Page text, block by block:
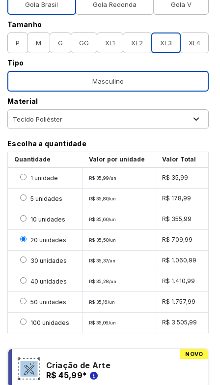
Gola Brasil Gola Redonda Gola V
Tamanho
P M G GG XL1 XL2 XL3 XL4
Tipo
Masculino
Material
Escolha a quantidade
Quantidade Valor por unidade Valor Total
Selecionar 1 unidade
1 unidade R$ 35,99/un R$ 35,99
Selecionar 5 unidades
5 unidades R$ 35,80/un R$ 178,99
Selecionar 10 unidades
10 unidades R$ 35,60/un R$ 355,99
Selecionar 20 unidades
20 unidades R$ 35,50/un R$ 709,99
Selecionar 30 unidades
30 unidades R$ 35,37/un R$ 1.060,99
Selecionar 40 unidades
40 unidades R$ 35,28/un R$ 1.410,99
Selecionar 50 unidades
50 unidades R$ 35,16/un R$ 1.757,99
Selecionar 100 unidades
100 unidades R$ 35,06/un R$ 3.505,99
NOVO
Criação de Arte
R$ 45,99*